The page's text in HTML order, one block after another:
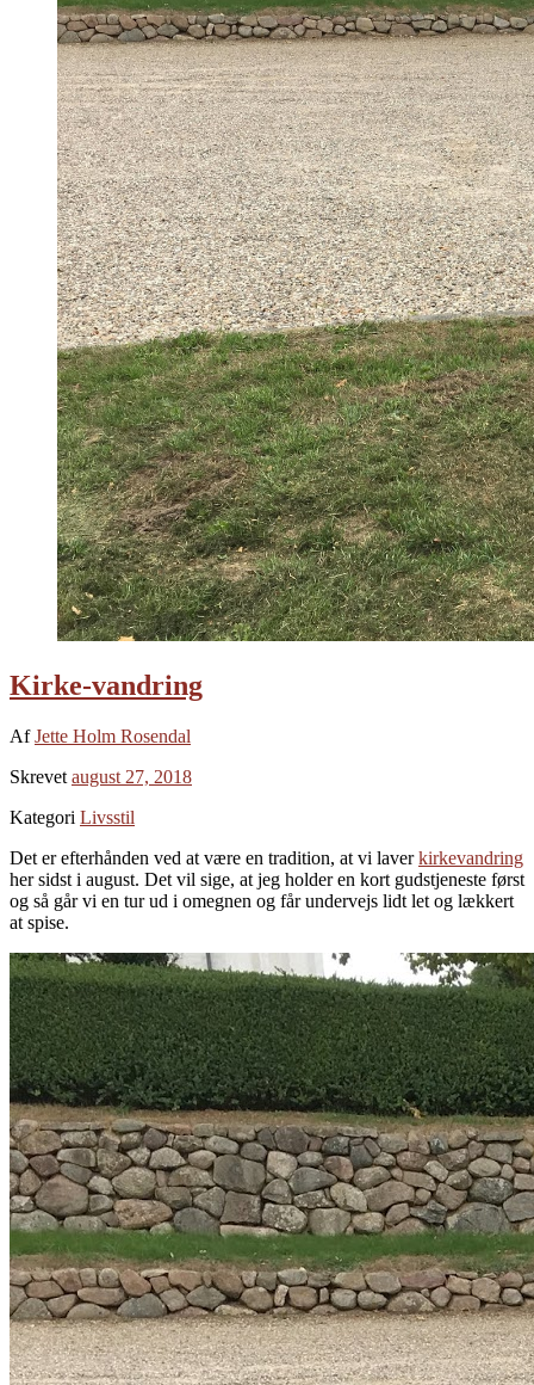
Kirke-vandring
AfJette Holm Rosendal
Skrevet august 27, 2018
Kategori Livsstil
Det er efterhånden ved at være en tradition, at vi laverkirkevandring
her sidst i august. Det vil sige, at jeg holder en kort gudstjeneste først
og så går vi en tur ud i omegnen og får undervejs lidt let og lækkert
at spise.